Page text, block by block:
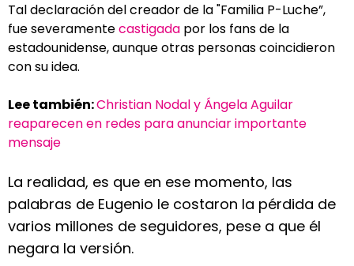
Tal declaración del creador de la "Familia P-Luche”,
fue severamentecastigada por los fans de la
estadounidense, aunque otras personas coincidieron
con su idea.
Lee también:Christian Nodal y Ángela Aguilar
reaparecen en redes para anunciar importante
mensaje
La realidad, es que en ese momento, las
palabras de Eugenio le costaron la pérdida de
varios millones de seguidores, pese a que él
negara la versión.